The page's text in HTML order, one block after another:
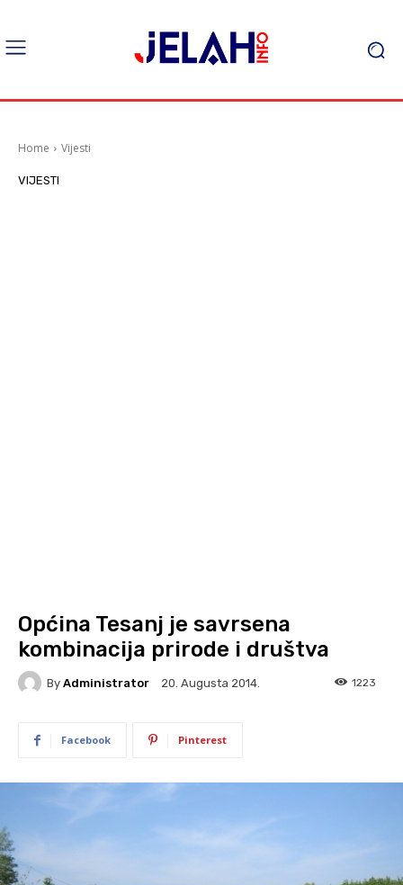
Home Vijesti
VIJESTI
Općina Tesanj je savrsena
kombinacija prirode i društva
By Administrator 20. Augusta 2014. 1223
Facebook Pinterest